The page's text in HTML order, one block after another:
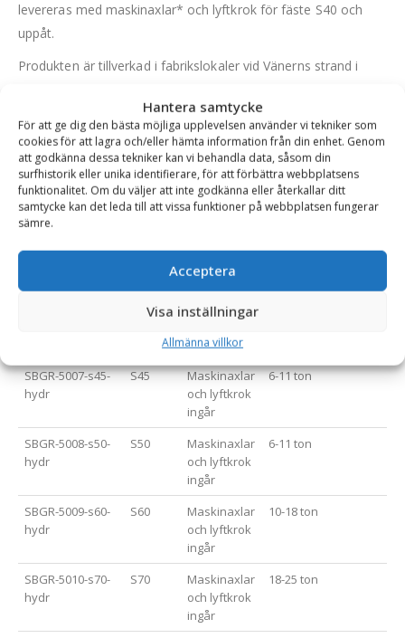
Hantera samtycke
För att ge dig den bästa möjliga upplevelsen använder vi tekniker som
cookies för att lagra och/eller hämta information från din enhet. Genom
att godkänna dessa tekniker kan vi behandla data, såsom din
surfhistorik eller unika identifierare, för att förbättra webbplatsens
funktionalitet. Om du väljer att inte godkänna eller återkallar ditt
samtycke kan det leda till att vissa funktioner på webbplatsen fungerar
sämre.
Acceptera
Visa inställningar
Allmänna villkor
levereras med maskinaxlar* och lyftkrok för fäste S40 och
uppåt.
Produkten är tillverkad i fabrikslokaler vid Vänerns strand i
*=Snabbfäste med uddamått på axlar levereras utan axlar.
Varianttabell
Artikelnummer
S40
Maskinaxlar
ingår
SBGR-5007-s45-
hydr
S45
Maskinaxlar
och lyftkrok
ingår
6-11 ton
SBGR-5008-s50-
hydr
S50
Maskinaxlar
och lyftkrok
ingår
6-11 ton
SBGR-5009-s60-
hydr
S60
Maskinaxlar
och lyftkrok
ingår
10-18 ton
SBGR-5010-s70-
hydr
S70
Maskinaxlar
och lyftkrok
ingår
18-25 ton